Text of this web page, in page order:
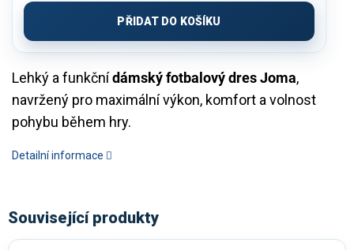
Lehký a funkčnídámský fotbalový dres Joma,
navržený pro maximální výkon, komfort a volnost
pohybu během hry.
Detailní informace
cena:
PŘIDAT DO KOŠÍKU
Související produkty